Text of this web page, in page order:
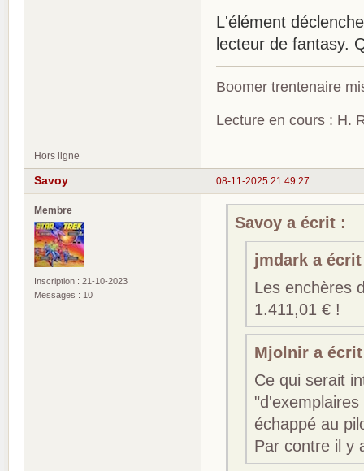
L'élément
lecteur de fantasy.
Boomer trentenaire
Lecture en cours : H.
Hors ligne
08-11-2025 21:49:27
Savoy
Membre
Inscription : 21-10-2023
Messages : 10
Savoy a écrit :
jmdark a
Les enchères
1.411,01 € !
Mjolnir a
Ce qui serait
échappé au
Par contre il y